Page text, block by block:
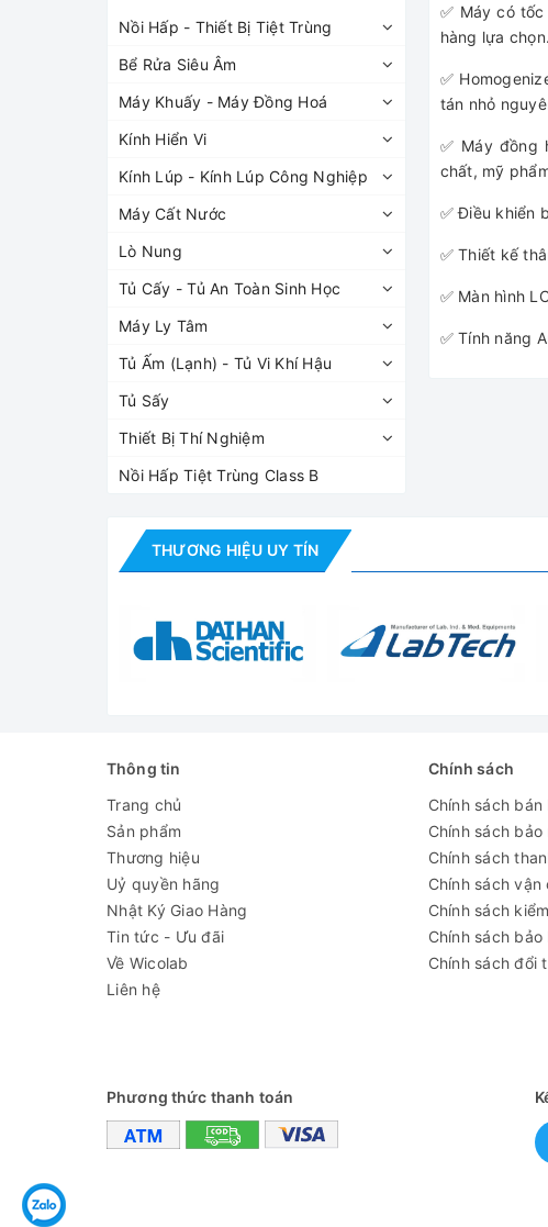
Nồi Hấp - Thiết Bị Tiệt Trùng
Bể Rửa Siêu Âm
Máy Khuấy - Máy Đồng Hoá
Kính Hiển Vi
Kính Lúp - Kính Lúp Công Nghiệp
Máy Cất Nước
Lò Nung
Tủ Cấy - Tủ An Toàn Sinh Học
Máy Ly Tâm
Tủ Ấm (Lạnh) - Tủ Vi Khí Hậu
Tủ Sấy
Thiết Bị Thí Nghiệm
Nồi Hấp Tiệt Trùng Class B
✅ Máy có
hàng lựa chọn.
✅
tán nhỏ
✅ Máy đồng
chất, mỹ
✅ Điều khiển
✅ Thiết kế
✅ Màn hình
✅ Tính năng
THƯƠNG HIỆU UY TÍN
Thông tin
Trang chủ
Sản phẩm
Thương hiệu
Uỷ quyền hãng
Nhật Ký Giao Hàng
Tin tức - Ưu đãi
Về Wicolab
Liên hệ
Chính sách
Chính sách bán
Chính sách bảo
Chính sách
Chính sách vận
Chính sách
Chính sách bảo
Chính sách đổi
Phương thức thanh toán